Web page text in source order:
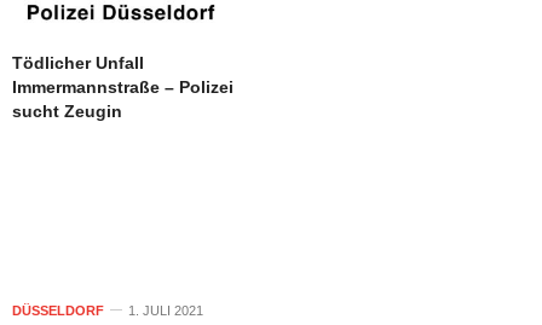
Tödlicher Unfall
Immermannstraße – Polizei
sucht Zeugin
DÜSSELDORF 1. JULI 2021